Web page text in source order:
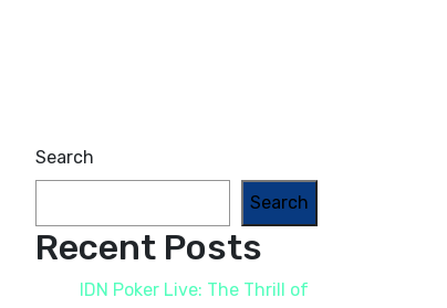
Search
Search
Recent Posts
IDN Poker Live: The Thrill of